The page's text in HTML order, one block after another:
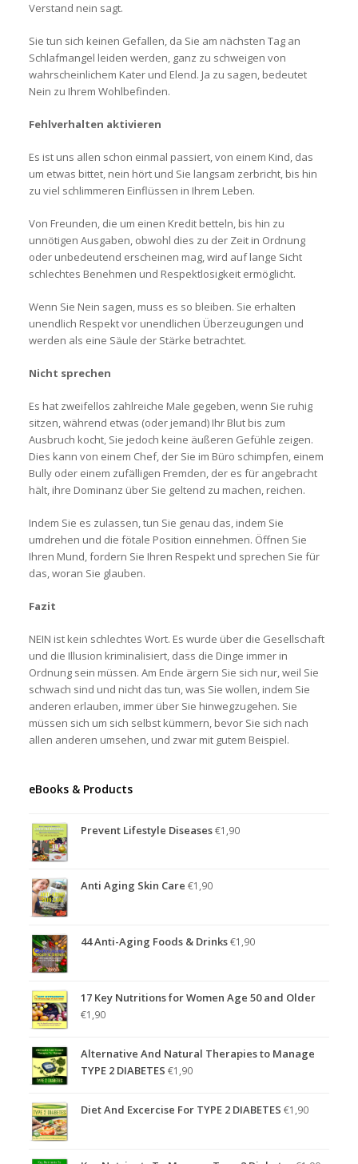
Verstand nein sagt.
Sie tun sich keinen Gefallen, da Sie am nächsten Tag an
Schlafmangel leiden werden, ganz zu schweigen von
wahrscheinlichem Kater und Elend. Ja zu sagen, bedeutet
Nein zu Ihrem Wohlbefinden.
Fehlverhalten aktivieren
Es ist uns allen schon einmal passiert, von einem Kind, das
um etwas bittet, nein hört und Sie langsam zerbricht, bis hin
zu viel schlimmeren Einflüssen in Ihrem Leben.
Von Freunden, die um einen Kredit betteln, bis hin zu
unnötigen Ausgaben, obwohl dies zu der Zeit in Ordnung
oder unbedeutend erscheinen mag, wird auf lange Sicht
schlechtes Benehmen und Respektlosigkeit ermöglicht.
Wenn Sie Nein sagen, muss es so bleiben. Sie erhalten
unendlich Respekt vor unendlichen Überzeugungen und
werden als eine Säule der Stärke betrachtet.
Nicht sprechen
Es hat zweifellos zahlreiche Male gegeben, wenn Sie ruhig
sitzen, während etwas (oder jemand) Ihr Blut bis zum
Ausbruch kocht, Sie jedoch keine äußeren Gefühle zeigen.
Dies kann von einem Chef, der Sie im Büro schimpfen, einem
Bully oder einem zufälligen Fremden, der es für angebracht
hält, ihre Dominanz über Sie geltend zu machen, reichen.
Indem Sie es zulassen, tun Sie genau das, indem Sie
umdrehen und die fötale Position einnehmen. Öffnen Sie
Ihren Mund, fordern Sie Ihren Respekt und sprechen Sie für
das, woran Sie glauben.
Fazit
NEIN ist kein schlechtes Wort. Es wurde über die Gesellschaft
und die Illusion kriminalisiert, dass die Dinge immer in
Ordnung sein müssen. Am Ende ärgern Sie sich nur, weil Sie
schwach sind und nicht das tun, was Sie wollen, indem Sie
anderen erlauben, immer über Sie hinwegzugehen. Sie
müssen sich um sich selbst kümmern, bevor Sie sich nach
allen anderen umsehen, und zwar mit gutem Beispiel.
eBooks & Products
Prevent Lifestyle Diseases€1,90
Anti Aging Skin Care €1,90
44 Anti-Aging Foods & Drinks€1,90
17 Key Nutritions for Women Age 50 and Older
€1,90
Alternative And Natural Therapies to Manage
TYPE 2 DIABETES €1,90
Diet And Excercise For TYPE 2 DIABETES €1,90